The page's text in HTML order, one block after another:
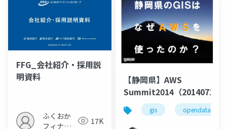
FFG_会社紹介・採用説
明資料
ふくおか
フィナン
17K
【静岡県】AWS
Summit2014（20140718）
gis opendata